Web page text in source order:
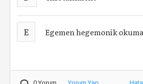
E Egemen hegemonik okuma